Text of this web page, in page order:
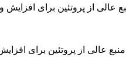
عالی از پروتئین برای